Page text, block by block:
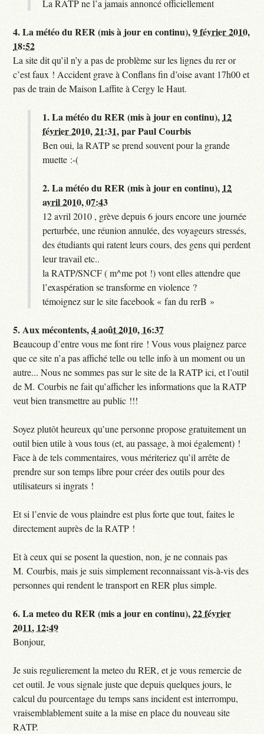
La RATP ne l’a jamais annoncé officiellement
4.La météo du RER (mis à jour en continu),9 février 2010,
18:52
La site dit qu’il n’y a pas de problème sur les lignes du rer or
c’est faux ! Accident grave à Conflans fin d’oise avant 17h00 et
pas de train de Maison Laffite à Cergy le Haut.
1.La météo du RER (mis à jour en continu), 12
février 2010, 21:31,parPaul Courbis
Ben oui, la RATP se prend souvent pour la grande
muette :-(
2.La météo du RER (mis à jour en continu), 12
avril 2010, 07:43
12 avril 2010 , grève depuis 6 jours encore une journée
perturbée, une réunion annulée, des voyageurs stressés,
des étudiants qui ratent leurs cours, des gens qui perdent
leur travail etc..
la RATP/SNCF ( m^me pot !) vont elles attendre que
l’exaspération se transforme en violence ?
témoignez sur le site facebook « fan du rerB »
5.Aux mécontents,4 août 2010, 16:37
Beaucoup d’entre vous me font rire ! Vous vous plaignez parce
que ce site n’a pas affiché telle ou telle info à un moment ou un
autre... Nous ne sommes pas sur le site de la RATP ici, et l’outil
de M. Courbis ne fait qu’afficher les informations que la RATP
veut bien transmettre au public !!!
Soyez plutôt heureux qu’une personne propose gratuitement un
outil bien utile à vous tous (et, au passage, à moi également) !
Face à de tels commentaires, vous mériteriez qu’il arrête de
prendre sur son temps libre pour créer des outils pour des
utilisateurs si ingrats !
Et si l’envie de vous plaindre est plus forte que tout, faites le
directement auprès de la RATP !
Et à ceux qui se posent la question, non, je ne connais pas
M. Courbis, mais je suis simplement reconnaissant vis-à-vis des
personnes qui rendent le transport en RER plus simple.
6.La meteo du RER (mis a jour en continu),22 février
2011, 12:49
Bonjour,
Je suis regulierement la meteo du RER, et je vous remercie de
cet outil. Je vous signale juste que depuis quelques jours, le
calcul du pourcentage du temps sans incident est interrompu,
vraisemblablement suite a la mise en place du nouveau site
RATP.